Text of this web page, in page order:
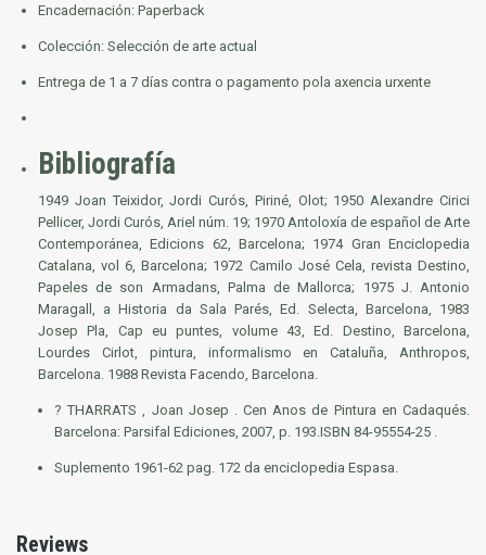
Encadernación: Paperback
Colección: Selección de arte actual
Entrega de 1 a 7 días contra o pagamento pola axencia urxente
Bibliografía
1949 Joan Teixidor, Jordi Curós, Piriné, Olot; 1950 Alexandre Cirici
Pellicer, Jordi Curós, Ariel núm. 19; 1970 Antoloxía de español de Arte
Contemporánea, Edicions 62, Barcelona; 1974 Gran Enciclopedia
Catalana, vol 6, Barcelona; 1972 Camilo José Cela, revista Destino,
Papeles de son Armadans, Palma de Mallorca; 1975 J. Antonio
Maragall, aHistoria da Sala Parés, Ed. Selecta, Barcelona, 1983
Josep Pla, Cap eu puntes, volume 43, Ed. Destino, Barcelona,
Lourdes Cirlot, pintura, informalismo en Cataluña, Anthropos,
Barcelona. 1988 Revista Facendo, Barcelona.
? THARRATS , Joan Josep . Cen Anos de Pintura en Cadaqués.
Barcelona: Parsifal Ediciones, 2007, p. 193.ISBN 84-95554-25 .
Suplemento 1961-62 pag. 172 da enciclopedia Espasa.
Reviews